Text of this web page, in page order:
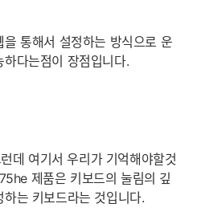
통해서 설정하는 방식으로 운
다는점이 장점입니다.
데 여기서 우리가 기억해야할것
제품은 키보드의 눌림의 깊
는 키보드라는 것입니다.